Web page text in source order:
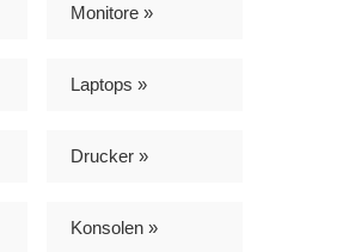
Monitore »
Laptops »
Drucker »
Konsolen »